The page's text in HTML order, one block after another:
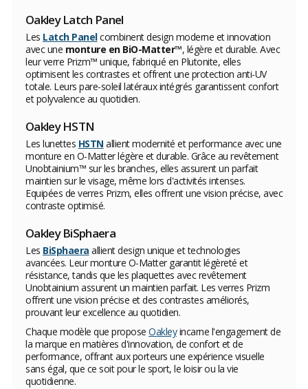
Oakley Latch Panel
Les Latch Panelcombinent design moderne et innovation
avec une monture en BiO-Matter™, légère et durable. Avec
leur verre Prizm™ unique, fabriqué en Plutonite, elles
optimisent les contrastes et offrent une protection anti-UV
totale. Leurs pare-soleil latéraux intégrés garantissent confort
et polyvalence au quotidien.
Oakley HSTN
Les lunettes HSTN allient modernité et performance avec une
monture en O-Matter légère et durable. Grâce au revêtement
Unobtainium™ sur les branches, elles assurent un parfait
maintien sur le visage, même lors d'activités intenses.
Equipées de verres Prizm, elles offrent une vision précise, avec
contraste optimisé.
Oakley BiSphaera
Les BiSphaera allient design unique et technologies
avancées. Leur monture O-Matter garantit légèreté et
résistance, tandis que les plaquettes avec revêtement
Unobtainium assurent un maintien parfait. Les verres Prizm
offrent une vision précise et des contrastes améliorés,
prouvant leur excellence au quotidien.
Chaque modèle que propose Oakleyincarne l'engagement de
la marque en matières d'innovation, de confort et de
performance, offrant aux porteurs une expérience visuelle
sans égal, que ce soit pour le sport, le loisir ou la vie
quotidienne.